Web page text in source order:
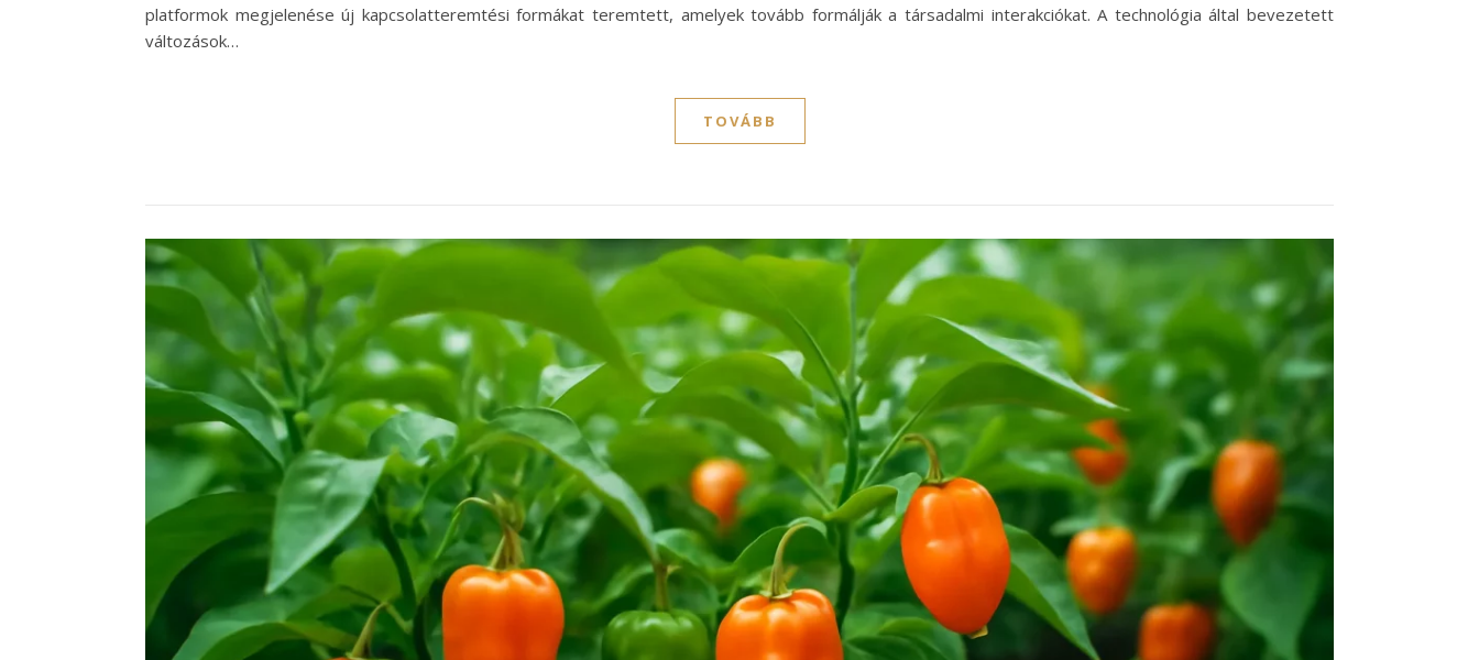
platformok megjelenése új kapcsolatteremtési formákat teremtett, amelyek tovább formálják a társadalmi interakciókat. A technológia által bevezetett
változások…
TOVÁBB